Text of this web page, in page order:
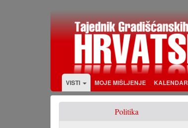
VISTI MOJE MIŠLJENJE KALENDAR
Politika